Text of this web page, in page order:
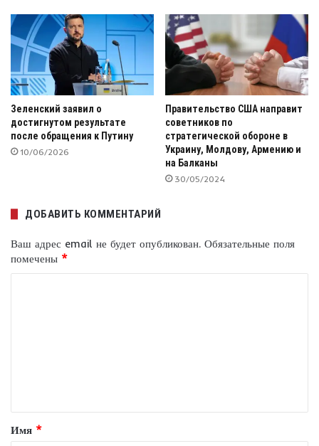
Зеленский заявил о
достигнутом результате
после обращения к Путину
10/06/2026
Правительство США направит
советников по
стратегической обороне в
Украину, Молдову, Армению и
на Балканы
30/05/2024
ДОБАВИТЬ КОММЕНТАРИЙ
Ваш адрес email не будет опубликован. Обязательные поля
помечены *
т
а
Имя *